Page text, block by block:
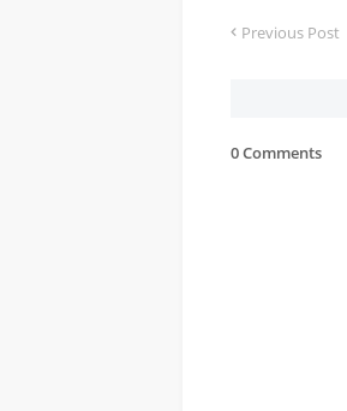
Previous Post
0 Comments